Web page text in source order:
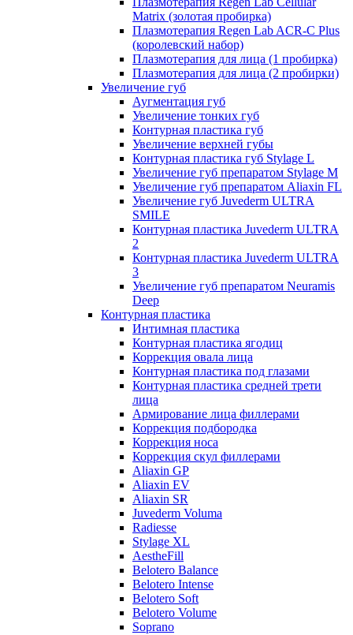
Matrix (золотая пробирка)
Плазмотерапия Regen Lab ACR-C Plus
(королевский набор)
Плазмотерапия для лица (1 пробирка)
Плазмотерапия для лица (2 пробирки)
Увеличение губ
Аугментация губ
Увеличение тонких губ
Контурная пластика губ
Увеличение верхней губы
Контурная пластика губ Stylage L
Увеличение губ препаратом Stylage M
Увеличение губ препаратом Aliaxin FL
Увеличение губ Juvederm ULTRA
SMILE
Контурная пластика Juvederm ULTRA
2
Контурная пластика Juvederm ULTRA
3
Увеличение губ препаратом Neuramis
Deep
Контурная пластика
Интимная пластика
Контурная пластика ягодиц
Коррекция овала лица
Контурная пластика под глазами
Контурная пластика средней трети
лица
Армирование лица филлерами
Коррекция подбородка
Коррекция носа
Коррекция скул филлерами
Aliaxin GP
Aliaxin EV
Aliaxin SR
Juvederm Voluma
Radiesse
Stylage XL
AestheFill
Belotero Balance
Belotero Intense
Belotero Soft
Belotero Volume
Soprano